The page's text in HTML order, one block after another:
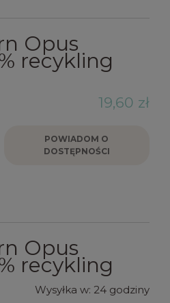
Opus
recykling
19,60 zł
POWIADOM O
DOSTĘPNOŚCI
Opus
recykling
Wysyłka w: 24 godziny